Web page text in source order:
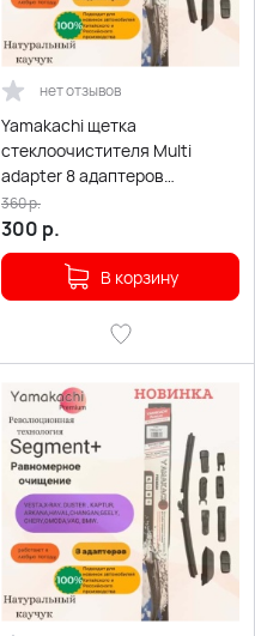
нет отзывов
Yamakachi щетка
стеклоочистителя Multi
adapter 8 адаптеров
бескаркасная 400мм
300 р.
360р.
В корзину